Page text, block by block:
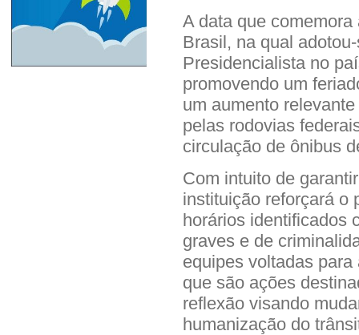
A data que
Brasil, na qual
Presidencialista no
promovendo um
um aumento
pelas rodovias
circulação de ônibus
Com intuito de
instituição reforçará o
horários identificados
graves e de
equipes voltadas para
que são ações
reflexão visando
humanização do